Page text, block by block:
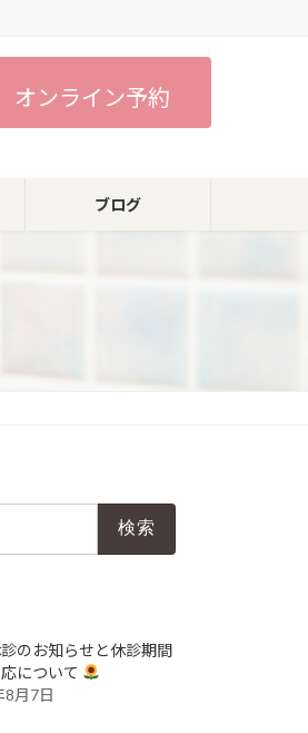
オンライン予約
ブログ
のお知らせと休診期間
について
8月7日